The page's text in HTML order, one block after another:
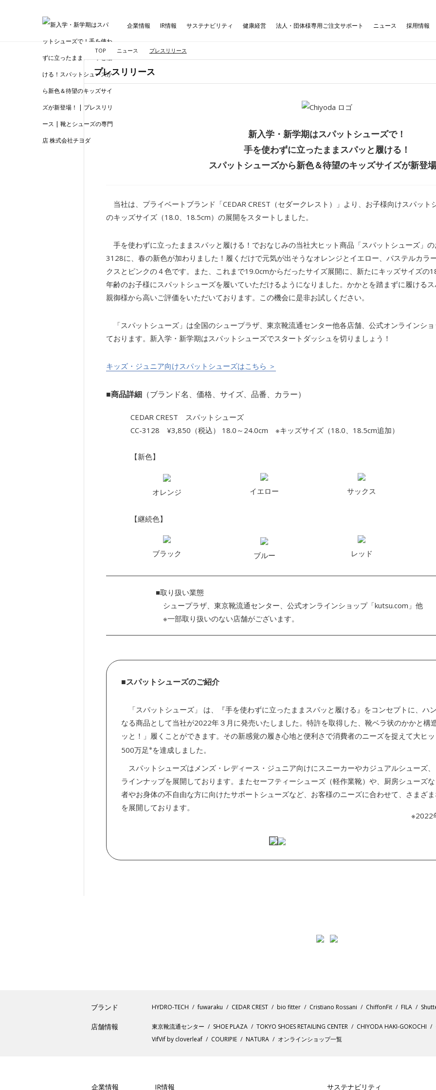
企業情報 IR情報 サステナビリティ 健康経営 法人・団体様専用ご注文サポート ニュース 採用情報
TOP ニュース プレスリリース
プレスリリース
新入学・新学期はスパットシューズで！
手を使わずに立ったままスパッと履ける！
スパットシューズから新色＆待望のキッズサイズが新登
当社は、プライベートブランド「CEDAR CREST（セダークレスト）」より、お子様向けスパッ
のキッズサイズ（18.0、18.5cm）の展開をスタートしました。
手を使わずに立ったままスパッと履ける！でおなじみの当社大ヒット商品「スパットシューズ」
3128に、春の新色が加わりました！履くだけで元気が出そうなオレンジとイエロー、パステルカラ
クスとピンクの４色です。また、これまで19.0cmからだったサイズ展開に、新たにキッズサイズの
年齢のお子様にスパットシューズを履いていただけるようになりました。かかとを踏まずに履ける
親御様から高いご評価をいただいております。この機会に是非お試しください。
「スパットシューズ」は全国のシュープラザ、東京靴流通センター他各店舗、公式オンラインシ
ております。新入学・新学期はスパットシューズでスタートダッシュを切りましょう！
キッズ・ジュニア向けスパットシューズはこちら ＞
■商品詳細 （ブランド名、価格、サイズ、品番、カラー）
CEDAR CREST スパットシューズ
CC-3128 ¥3,850（税込） 18.0～24.0cm ※キッズサイズ（18.0、18.5cm追加）
【新色】
オレンジ イエロー サックス
【継続色】
ブラック ブルー レッド
■取り扱い業態
シュープラザ、東京靴流通センター、公式オンラインショップ「kutsu.com」他
※一部取り扱いのない店舗がございます。
■スパットシューズのご紹介
「スパットシューズ」 は、『手を使わずに立ったままスパッと履ける』をコンセプトに、ハ
なる商品として当社が2022年３月に発売いたしました。特許を取得した、靴ベラ状のかかと構
ッと！」履くことができます。その新感覚の履き心地と便利さで消費者のニーズを捉えて大ヒ
500万足※を達成しました。
スパットシューズはメンズ・レディース・ジュニア向けにスニーカーやカジュアルシューズ
ラインナップを展開しております。またセーフティーシューズ（軽作業靴）や、厨房シューズ
者やお身体の不自由な方に向けたサポートシューズなど、お客様のニーズに合わせて、さまざ
を展開しております。
※2022
ブランド HYDRO-TECH fuwaraku CEDAR CREST bio fitter Cristiano Rossani ChiffonFit FILA
店舗情報 東京靴流通センター SHOE PLAZA TOKYO SHOES RETAILING CENTER CHIYODA HAKI-GOKOCHI
VifVif by cloverleaf
COURIPIE NATURA オンラインショップ一覧
企業情報 IR情報 サステナビリティ